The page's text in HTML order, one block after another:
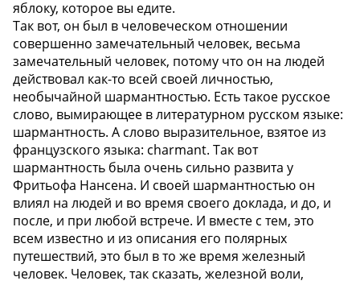
яблоку, которое вы едите.
Так вот, он был в человеческом отношении
совершенно замечательный человек, весьма
замечательный человек, потому что он на людей
действовал как-то всей своей личностью,
необычайной шармантностью. Есть такое русское
слово, вымирающее в литературном русском языке:
шармантность. А слово выразительное, взятое из
французского языка: charmant. Так вот
шармантность была очень сильно развита у
Фритьофа Нансена. И своей шармантностью он
влиял на людей и во время своего доклада, и до, и
после, и при любой встрече. И вместе с тем, это
всем известно и из описания его полярных
путешествий, это был в то же время железный
человек. Человек, так сказать, железной воли,